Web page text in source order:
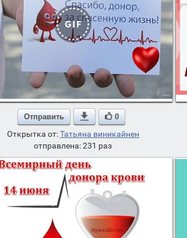
Отправить  0
Открытка от:Татьяна виникайнен
отправлена: 231 раз